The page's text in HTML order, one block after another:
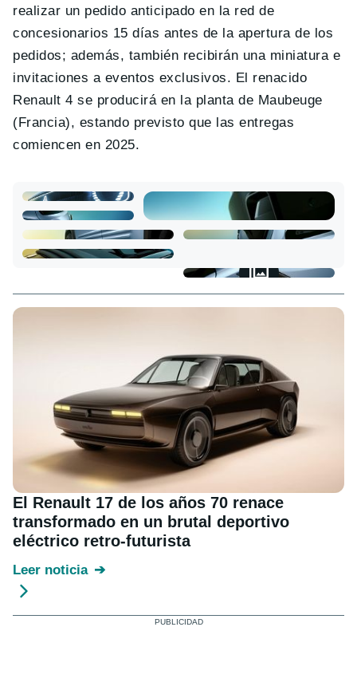
realizar un pedido anticipado en la red de
concesionarios 15 días antes de la apertura de los
pedidos; además, también recibirán una miniatura e
invitaciones a eventos exclusivos. El renacido
Renault 4 se producirá en la planta de Maubeuge
(Francia), estando previsto que las entregas
comiencen en 2025.
El Renault 17 de los años 70 renace
transformado en un brutal deportivo
eléctrico retro-futurista
Leer noticia